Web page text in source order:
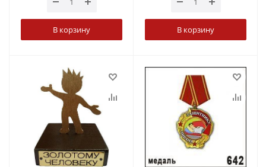
В корзину В корзину